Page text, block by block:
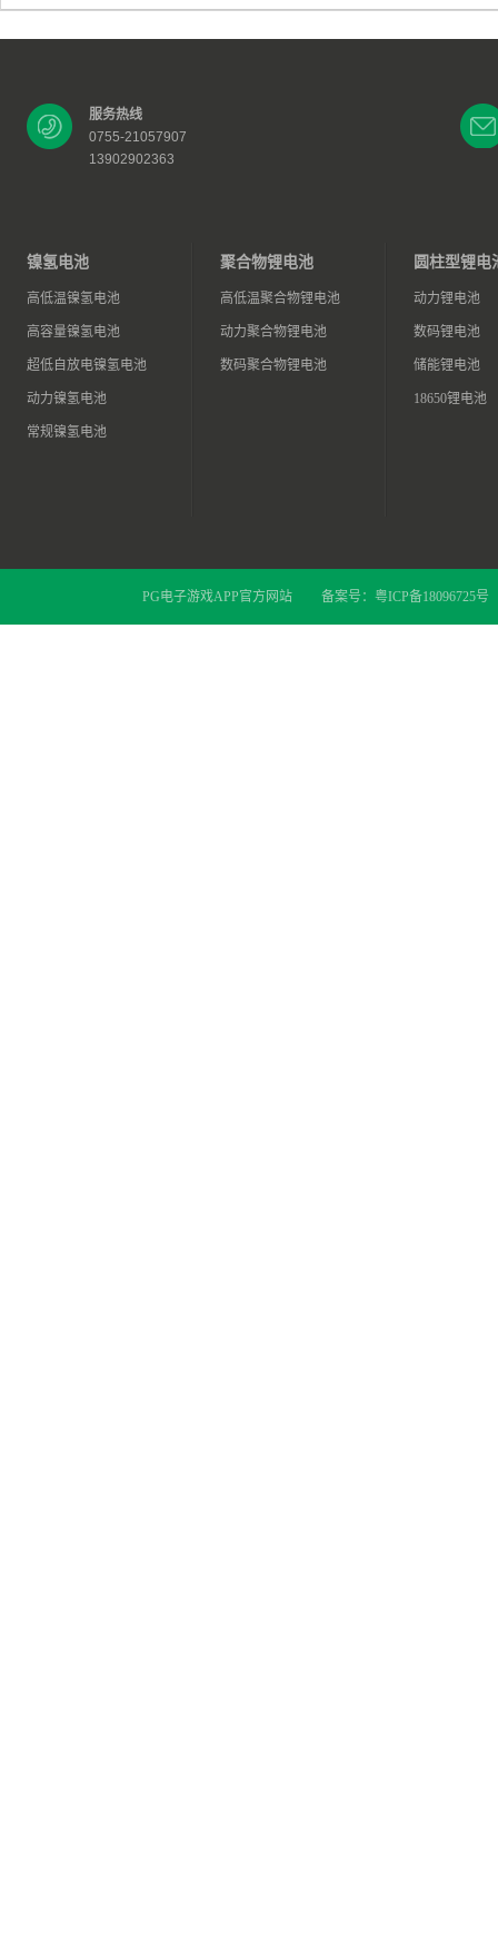
服务热线
0755-21057907
13902902363
镍氢电池
高低温镍氢电池
高容量镍氢电池
超低自放电镍氢电池
动力镍氢电池
常规镍氢电池
聚合物锂电池
高低温聚合物锂电池
动力聚合物锂电池
数码聚合物锂电池
圆柱型锂电
动力锂电池
数码锂电池
储能锂电池
18650锂电池
PG电子游戏APP官方网站 备案号： 粤ICP备18096725号